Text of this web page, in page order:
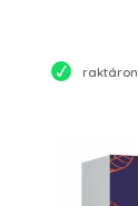
raktáron